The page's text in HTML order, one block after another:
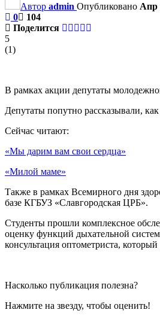
Автор admin Опубликовано Апр
0
104
Поделится
5
(1)
В рамках акции депутаты
Депутаты попутно рассказывали,
Сейчас читают:
«Мы дарим вам свои сердца»
«Милой маме»
Также в рамках Всемирного дня
базе КГБУЗ «Славгородская ЦРБ».
Студенты прошли комплексное
оценку функций дыхательной
консультация оптометриста,
Насколько публикация полезна?
Нажмите на звезду, чтобы оценить!